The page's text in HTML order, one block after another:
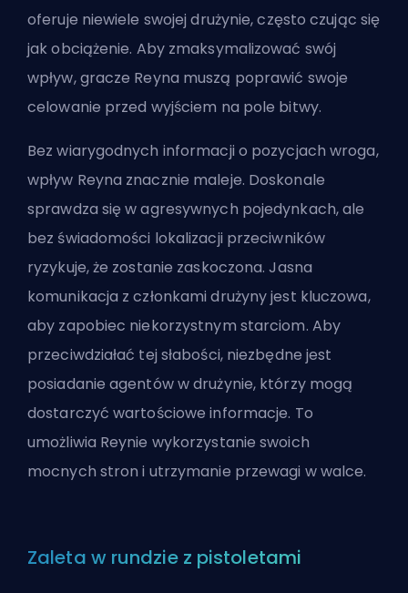
oferuje niewiele swojej drużynie, często czując się
jak obciążenie. Aby zmaksymalizować swój
wpływ, gracze Reyna muszą poprawić swoje
celowanie przed wyjściem na pole bitwy.
Bez wiarygodnych informacji o pozycjach wroga,
wpływ Reyna znacznie maleje. Doskonale
sprawdza się w agresywnych pojedynkach, ale
bez świadomości lokalizacji przeciwników
ryzykuje, że zostanie zaskoczona. Jasna
komunikacja z członkami drużyny jest kluczowa,
aby zapobiec niekorzystnym starciom. Aby
przeciwdziałać tej słabości, niezbędne jest
posiadanie agentów w drużynie, którzy mogą
dostarczyć wartościowe informacje. To
umożliwia Reynie wykorzystanie swoich
mocnych stron i utrzymanie przewagi w walce.
Zaleta w rundzie z pistoletami